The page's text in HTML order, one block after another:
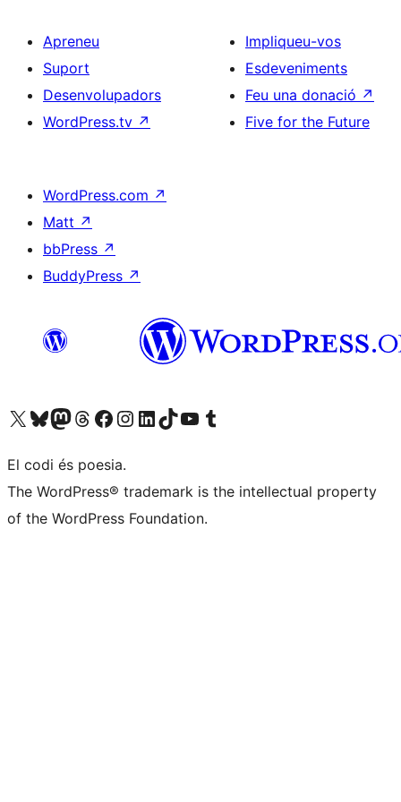
Apreneu
Suport
Desenvolupadors
WordPress.tv ↗
Impliqueu-vos
Esdeveniments
Feu una donació ↗
Five for the Future
WordPress.com ↗
Matt ↗
bbPress ↗
BuddyPress ↗
Visiteu el nostre compte X (abans Twitter)
Visiteu el nostre compte de Bluesky
Visiteu el nostre compte al Mastodon
Visiteu el nostre compte de Threads
Visiteu la nostra pàgina al Facebook
Visiteu el nostre compte d'Instagram
Visiteu el nostre compte de LinkedIn
Visiteu el nostre compte de TikTok
Visiteu el nostre canal al YouTube
Visiteu el nostre compte de Tumblr
El codi és poesia.
The WordPress® trademark is the intellectual property
of the WordPress Foundation.